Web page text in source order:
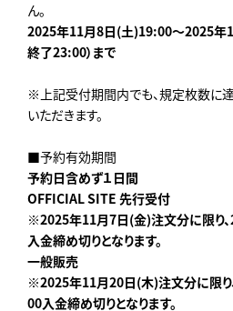
ん。
2025年11月8日(土)19:00～2025年
終了23:00）まで
※上記受付期間内でも、規定枚数に
いただきます。
■予約有効期間
予約日含めず１日間
OFFICIAL SITE 先行受付
※2025年11月7日(金)注文分に限り
入金締め切りとなります。
一般販売
※2025年11月20日(木)注文分に限
00入金締め切りとなります。